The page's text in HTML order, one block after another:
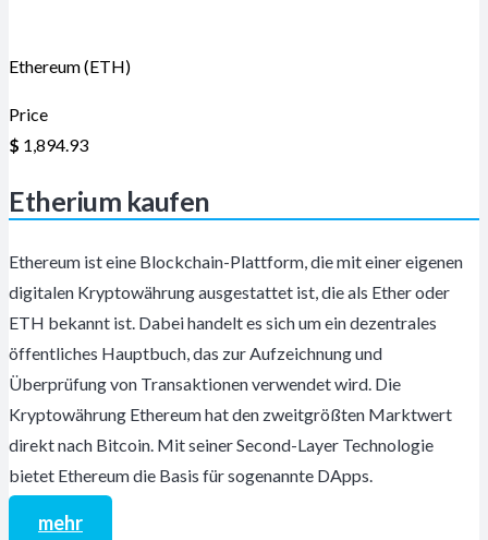
Ethereum (ETH)
Price
$ 1,894.93
Etherium kaufen
Ethereum ist eine Blockchain-Plattform, die mit einer eigenen
digitalen Kryptowährung ausgestattet ist, die als Ether oder
ETH bekannt ist. Dabei handelt es sich um ein dezentrales
öffentliches Hauptbuch, das zur Aufzeichnung und
Überprüfung von Transaktionen verwendet wird. Die
Kryptowährung Ethereum hat den zweitgrößten Marktwert
direkt nach Bitcoin. Mit seiner Second-Layer Technologie
bietet Ethereum die Basis für sogenannte DApps.
mehr